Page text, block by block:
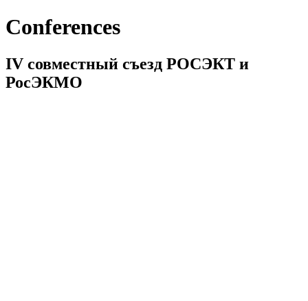
Conferences
IV совместный съезд РОСЭКТ и
РосЭКМО